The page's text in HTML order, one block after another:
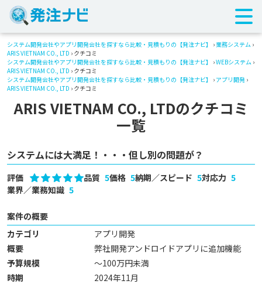
システム開発会社やアプリ開発会社を探すなら比較・見積もりの【発注ナビ】 › 業務システム ›
ARIS VIETNAM CO., LTD › クチコミ
システム開発会社やアプリ開発会社を探すなら比較・見積もりの【発注ナビ】
›WEBシステム ›
ARIS VIETNAM CO., LTD › クチコミ
システム開発会社やアプリ開発会社を探すなら比較・見積もりの【発注ナビ】
› アプリ開発 ›
ARIS VIETNAM CO., LTD › クチコミ
ARIS VIETNAM CO., LTDのクチコミ
一覧
システムには大満足！・・・但し別の問題が？
評価 品質 5価格 5納期／スピード 5対応力 5
業界／業務知識 5
案件の概要
カテゴリ
アプリ開発
概要
弊社開発アンドロイドアプリに追加機能
予算規模
～100万円未満
時期
2024年11月